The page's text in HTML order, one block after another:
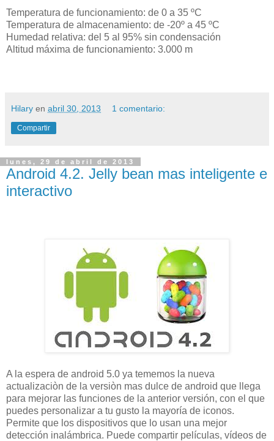
Temperatura de funcionamiento: de 0 a 35 ºC
Temperatura de almacenamiento: de -20º a 45 ºC
Humedad relativa: del 5 al 95% sin condensación
Altitud máxima de funcionamiento: 3.000 m
Hilary en abril 30, 2013 1 comentario:
Compartir
lunes, 29 de abril de 2013
Android 4.2. Jelly bean mas inteligente e
interactivo
A la espera de android 5.0 ya tememos la nueva
actualizaciòn de la versiòn mas dulce de android que llega
para mejorar las funciones de la anterior versión, con el que
puedes personalizar a tu gusto la mayoría de iconos.
Permite que los dispositivos que lo usan una mejor
detección inalámbrica. Puede compartir películas, vídeos de